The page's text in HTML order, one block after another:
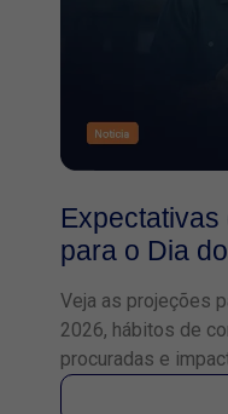
para o Dia
Veja as projeções
2026, hábitos de
procuradas e